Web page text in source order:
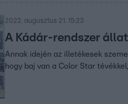
2022. augusztus 21. 15:23
A Kádár-rendszer
Annak idején az illetékesek
hogy baj van a Color Star